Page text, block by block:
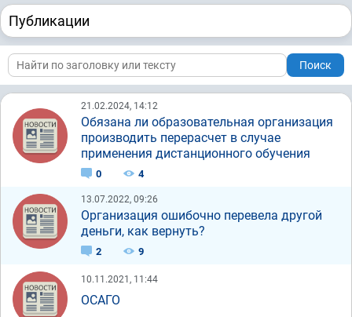
Публикации
Поиск
21.02.2024, 14:12
Обязана ли образовательная организация
производить перерасчет в случае
применения дистанционного обучения
0 4
13.07.2022, 09:26
Организация ошибочно перевела другой
деньги, как вернуть?
2 9
10.11.2021, 11:44
ОСАГО